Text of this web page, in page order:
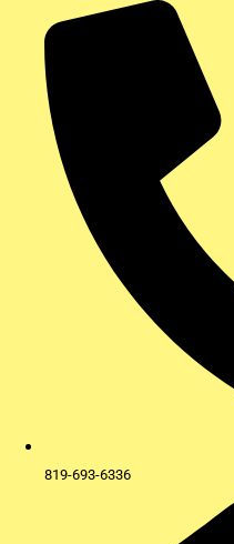
contenu
819-693-6336